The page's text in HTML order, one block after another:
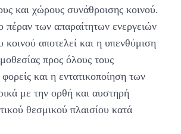
και χώρους συνάθροισης κοινού.
πέραν των απαραίτητων ενεργειών
αποτελεί και η υπενθύμιση
προς όλους τους
και η εντατικοποίηση των
με την ορθή και αυστηρή
θεσμικού πλαισίου κατά